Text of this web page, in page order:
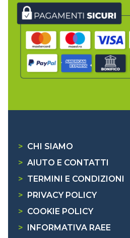
> CHI SIAMO
> AIUTO E CONTATTI
> TERMINI E CONDIZIONI
>
PRIVACY POLICY
> COOKIE POLICY
>
INFORMATIVA RAEE